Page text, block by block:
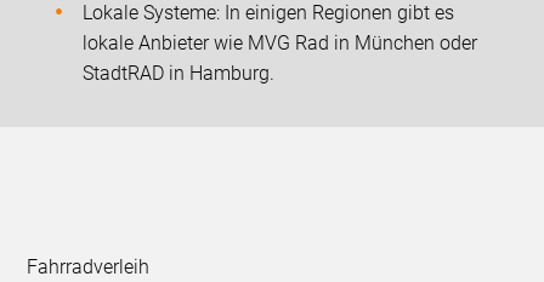
Lokale Systeme: In einigen Regionen gibt es
lokale Anbieter wie MVG Rad in München oder
StadtRAD in Hamburg.
Fahrradverleih